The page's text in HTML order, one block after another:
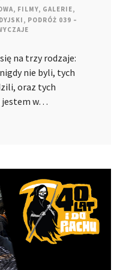
, FILMY, GALERIE,
, PODRÓŻ 039 –
na trzy rodzaje:
nie byli, tych
oraz tych
jestem w…